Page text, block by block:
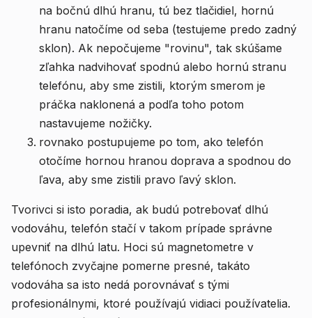
na bočnú dlhú hranu, tú bez tlačidiel, hornú
hranu natočíme od seba (testujeme predo zadný
sklon). Ak nepočujeme "rovinu", tak skúšame
zľahka nadvihovať spodnú alebo hornú stranu
telefónu, aby sme zistili, ktorým smerom je
práčka naklonená a podľa toho potom
nastavujeme nožičky.
rovnako postupujeme po tom, ako telefón
otočíme hornou hranou doprava a spodnou do
ľava, aby sme zistili pravo ľavý sklon.
Tvorivci si isto poradia, ak budú potrebovať dlhú
vodováhu, telefón stačí v takom prípade správne
upevniť na dlhú latu. Hoci sú magnetometre v
telefónoch zvyčajne pomerne presné, takáto
vodováha sa isto nedá porovnávať s tými
profesionálnymi, ktoré používajú vidiaci používatelia.